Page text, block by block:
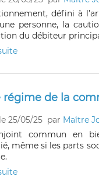
défini à
personne, la
du débiteur
régime de la
25/05/25 par Maître
commun en
même si les parts